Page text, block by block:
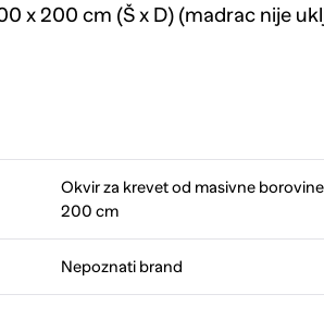
x 200 cm (Š x D) (madrac nije
Okvir za krevet od masivne
200 cm
Nepoznati brand